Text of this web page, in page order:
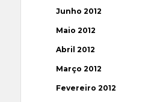
Junho 2012
Maio 2012
Abril 2012
Março 2012
Fevereiro 2012